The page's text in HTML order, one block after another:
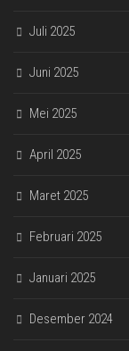
Juli 2025
Juni 2025
Mei 2025
April 2025
Maret 2025
Februari 2025
Januari 2025
Desember 2024